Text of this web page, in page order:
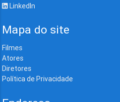
LinkedIn
Mapa do site
Filmes
Atores
Diretores
Política de Privacidade